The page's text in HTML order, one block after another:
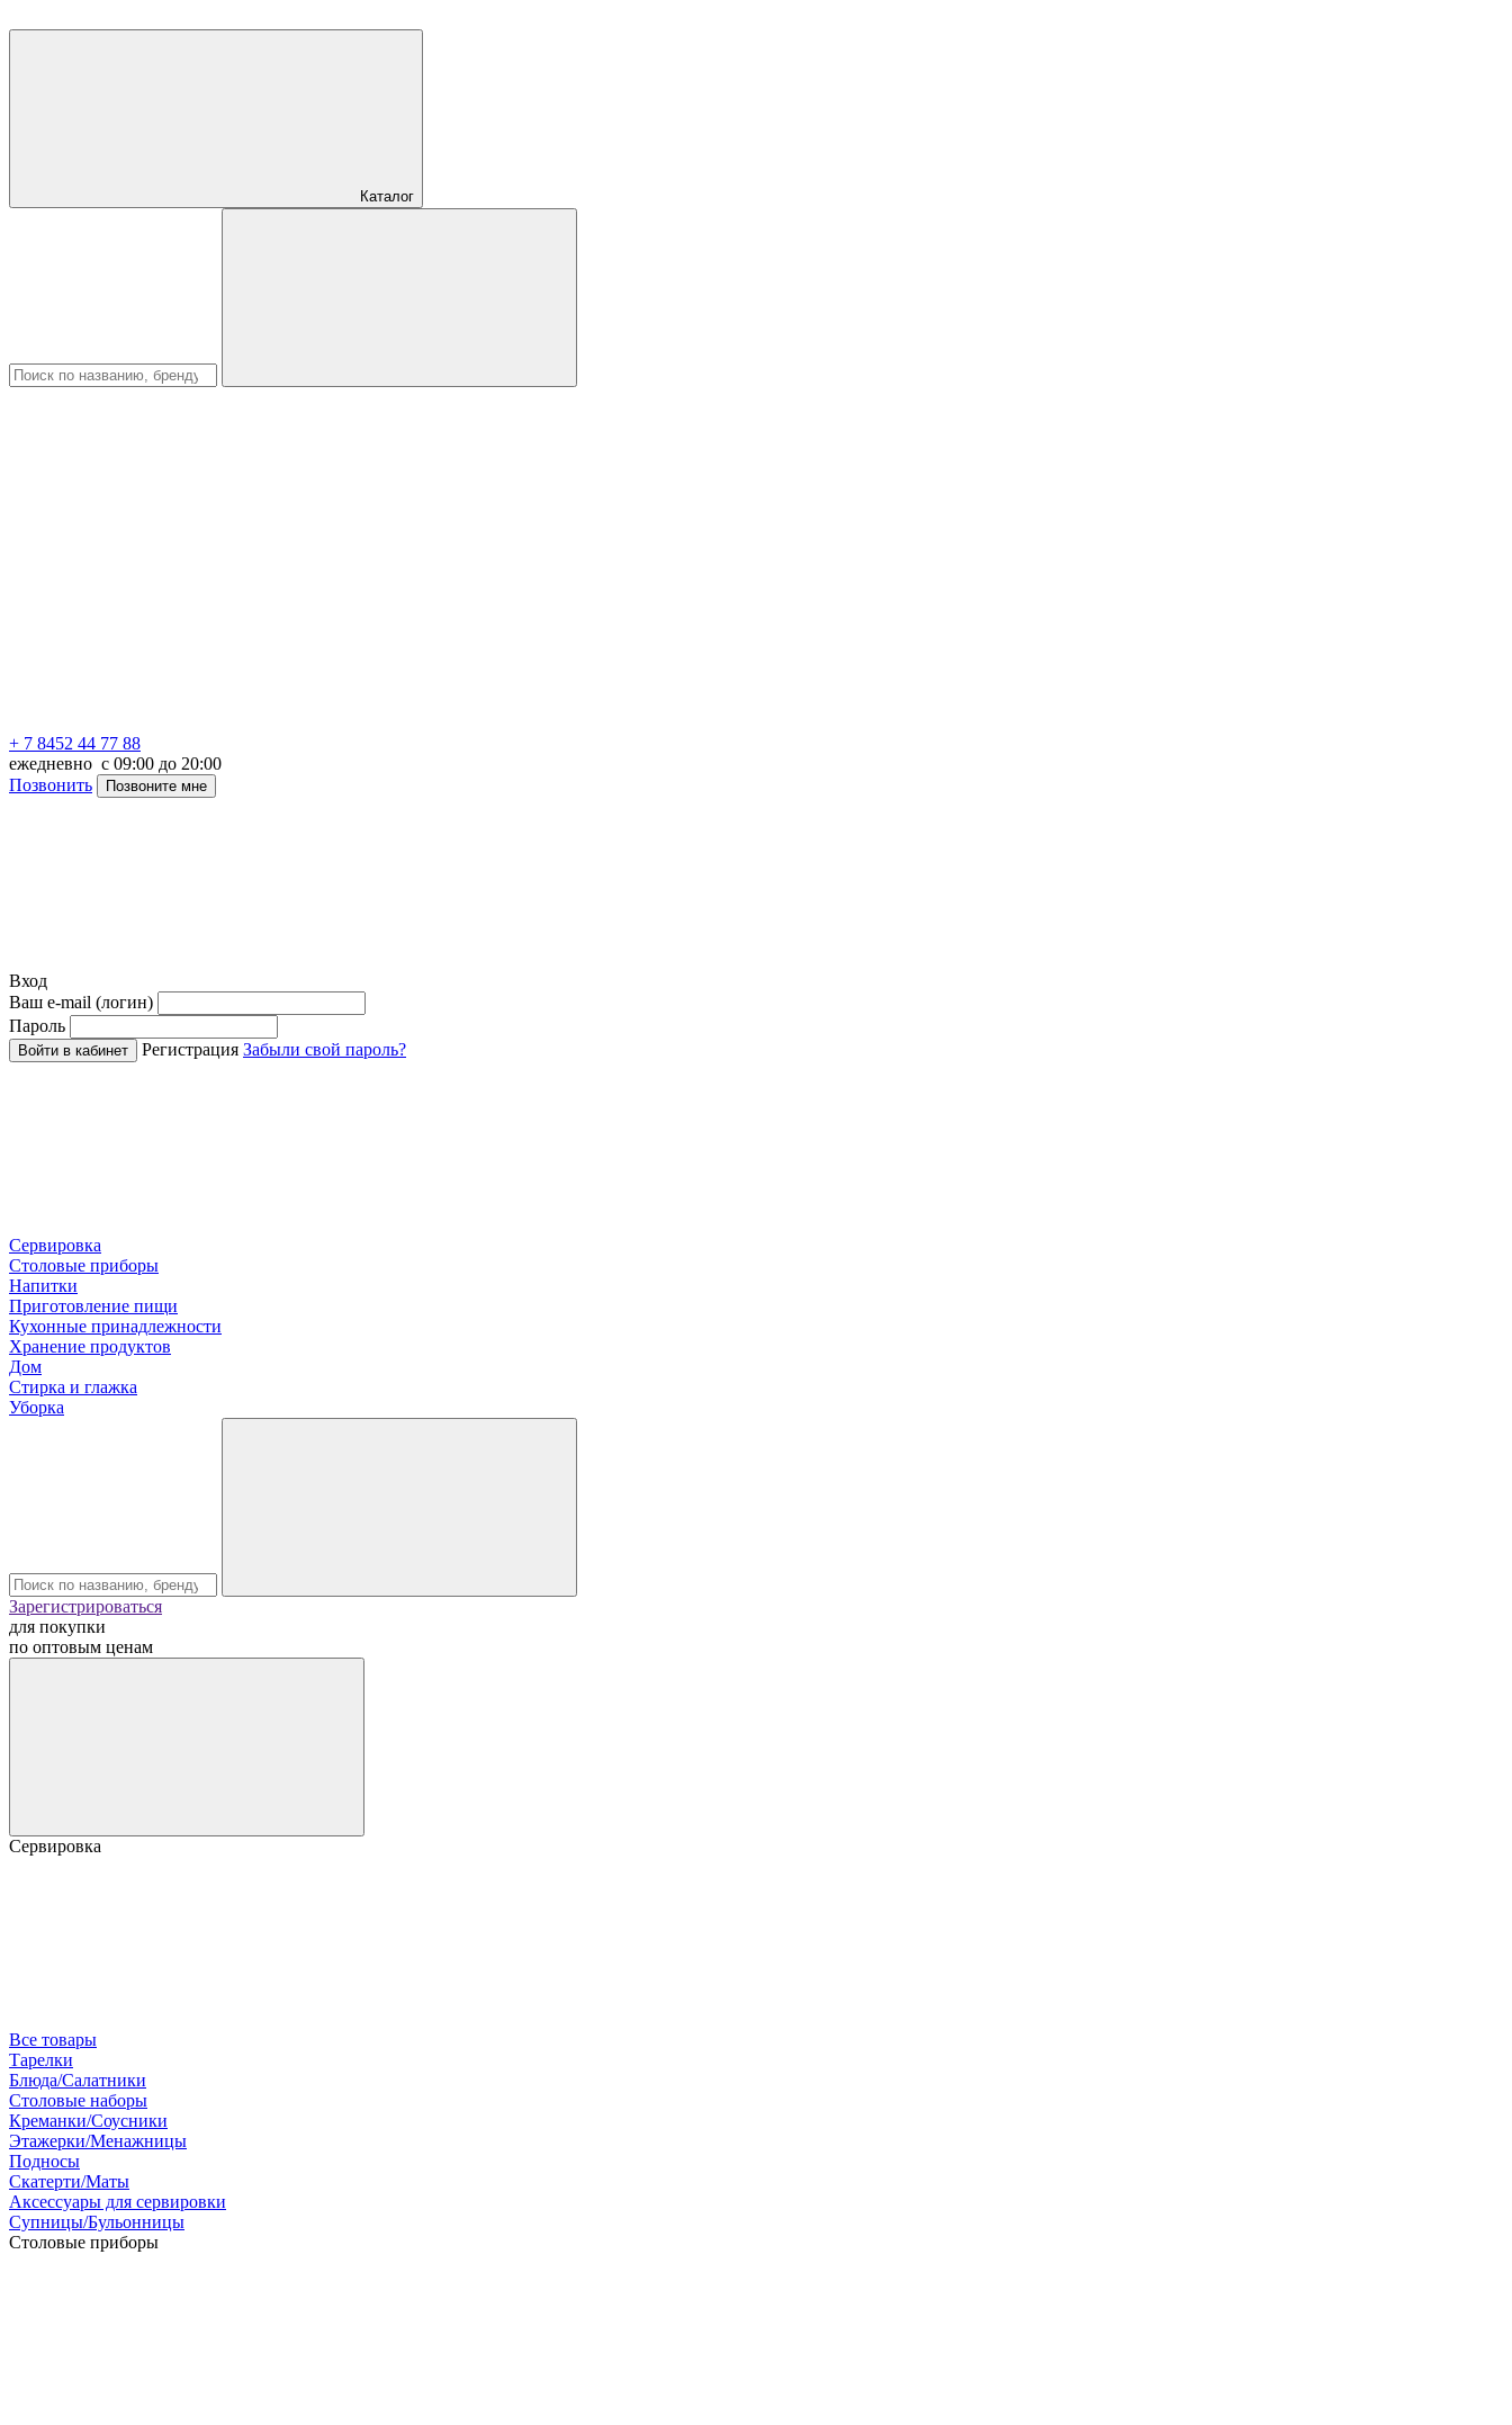
Каталог
+ 7 8452 44 77 88
ежедневно с 09:00 до 20:00
Позвонить
Позвоните мне
Вход
Ваш e-mail (логин)
Пароль
Войти в кабинет Регистрация Забыли свой пароль?
Сервировка
Столовые приборы
Напитки
Приготовление пищи
Кухонные принадлежности
Хранение продуктов
Дом
Стирка и глажка
Уборка
Зарегистрироваться
для покупки
по оптовым ценам
Сервировка
Все товары
Тарелки
Блюда/Салатники
Столовые наборы
Креманки/Соусники
Этажерки/Менажницы
Подносы
Скатерти/Маты
Аксессуары для сервировки
Супницы/Бульонницы
Столовые приборы